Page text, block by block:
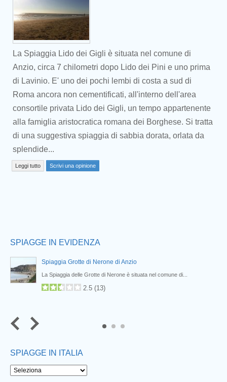
La Spiaggia Lido dei Gigli è situata nel comune di
Anzio, circa 7 chilometri dopo Lido dei Pini e uno prima
di Lavinio. E' uno dei pochi lembi di costa a sud di
Roma ancora non cementificati, all'interno dell'area
consortile privata Lido dei Gigli, un tempo appartenente
alla famiglia aristocratica romana dei Borghese. Si tratta
di una suggestiva spiaggia di sabbia dorata, orlata da
splendide...
Leggi tutto Scrivi una opinione
SPIAGGE IN EVIDENZA
Spiaggia Grotte di Nerone di Anzio
La Spiaggia delle Grotte di Nerone è situata nel comune di...
2.5 (13)
SPIAGGE IN ITALIA